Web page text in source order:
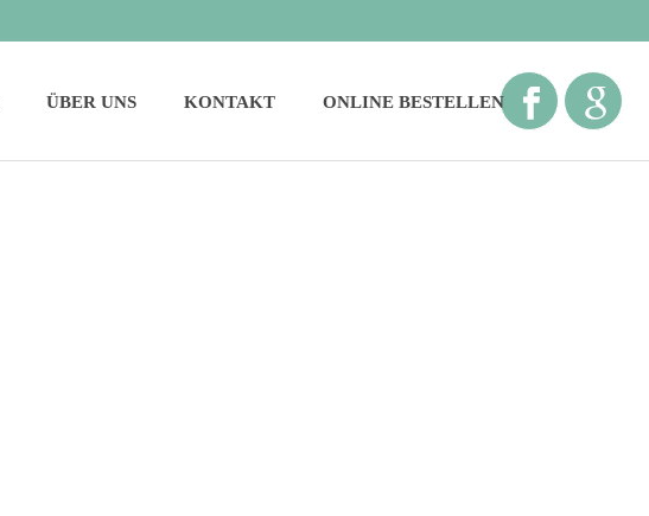
ÜBER UNS KONTAKT ONLINE BESTELLEN